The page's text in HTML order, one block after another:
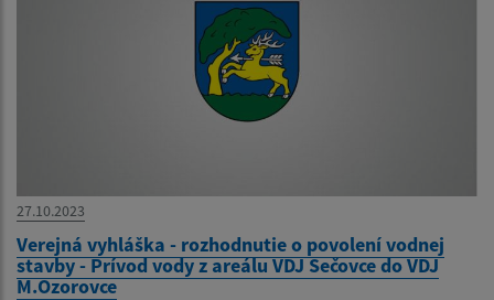
27.10.2023
Verejná vyhláška - rozhodnutie o povolení vodnej
stavby - Prívod vody z areálu VDJ Sečovce do VDJ
M.Ozorovce